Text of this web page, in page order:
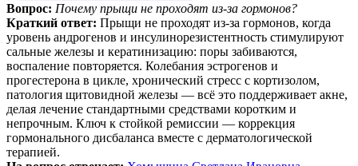
Вопрос: Почему прыщи не проходят из-за гормонов?
Краткий ответ: Прыщи не проходят из‑за гормонов, когда
уровень андрогенов и инсулинорезистентность стимулируют
сальные железы и кератинизацию: поры забиваются,
воспаление повторяется. Колебания эстрогенов и
прогестерона в цикле, хронический стресс с кортизолом,
патология щитовидной железы — всё это поддерживает акне,
делая лечение стандартными средствами коротким и
непрочным. Ключ к стойкой ремиссии — коррекция
гормонального дисбаланса вместе с дерматологической
терапией.